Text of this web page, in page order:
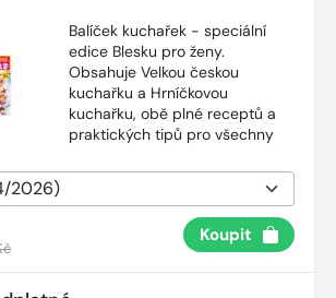
Balíček kuchařek - speciální
edice Blesku pro ženy.
Obsahuje Velkou českou
kuchařku a Hrníčkovou
kuchařku, obě plné receptů a
praktických tipů pro všechny
Koupit